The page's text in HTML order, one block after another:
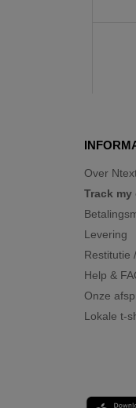
Over
Track
Levering
Restitutie
Help &
Onze
Lokale t-